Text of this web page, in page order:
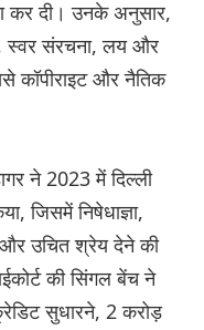
कर दी। उनके अनुसार,
स्वर संरचना, लय और
कॉपीराइट और नैतिक
ने 2023 में दिल्ली
जिसमें निषेधाज्ञा,
और उचित श्रेय देने की
की सिंगल बेंच ने
सुधारने, 2 करोड़